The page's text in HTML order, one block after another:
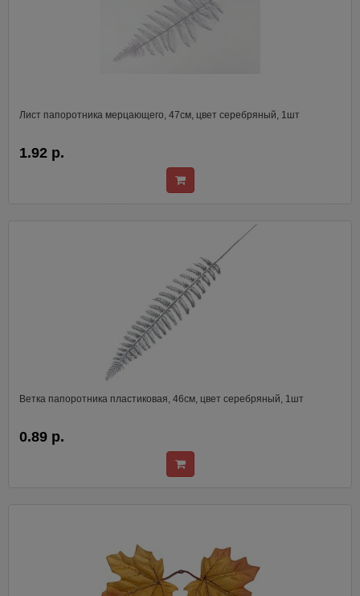
Лист папоротника мерцающего, 47см, цвет серебряный, 1шт
1.92 р.
Ветка папоротника пластиковая, 46см, цвет серебряный, 1шт
0.89 р.